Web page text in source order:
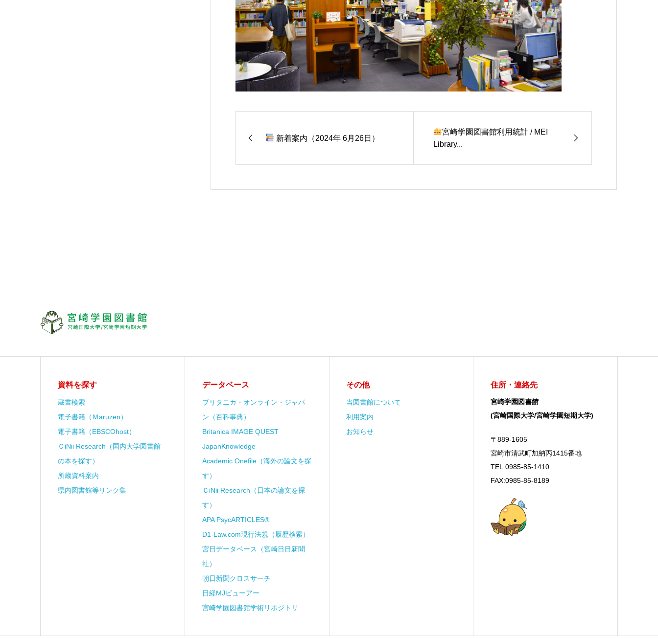
新着案内（2024年 6月26日）
宮崎学園図書館利用統計 / MEI
Library...
資料を探す
蔵書検索
電子書籍（Ｍaruzen）
電子書籍（EBSCOhost）
ＣiNii Research（国内大学図書館
の本を探す）
所蔵資料案内
県内図書館等リンク集
データベース
ブリタニカ・オンライン・ジャパ
ン（百科事典）
Britanica IMAGE QUEST
JapanKnowledge
Academic Onefile（海外の論文を探
す）
ＣiNii Research（日本の論文を探
す）
APA PsycARTICLES®
D1-Law.com現行法規（履歴検索）
宮日データベース（宮崎日日新聞
社）
朝日新聞クロスサーチ
日経MJビューアー
宮崎学園図書館学術リポジトリ
その他
当図書館について
利用案内
お知らせ
住所・連絡先
宮崎学園図書館
(宮崎国際大学/宮崎学園短期大学)
〒889-1605
宮崎市清武町加納丙1415番地
TEL:0985-85-1410
FAX:0985-85-8189